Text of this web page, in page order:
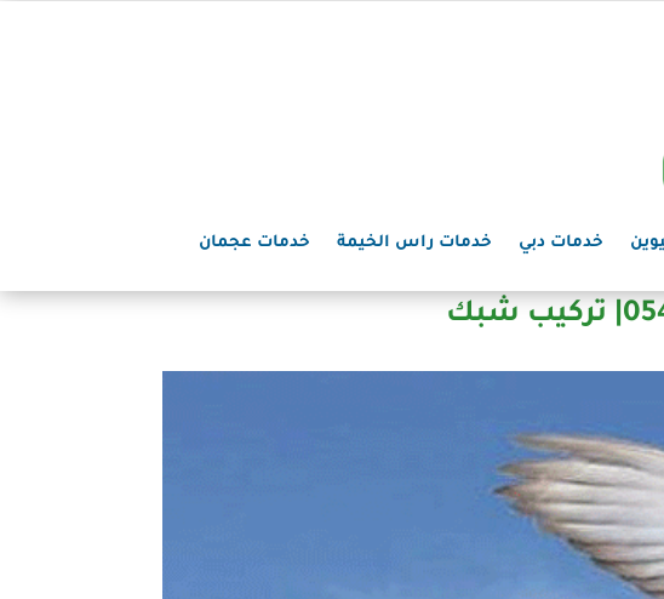
خدمات دبي خدمات راس الخيمة خدمات عجمان